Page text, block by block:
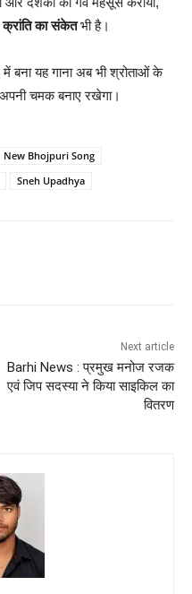
का संकेतभी है।
बना यह गाना अब भी श्रोताओं के
चमक बनाए रखेगा।
New Bhojpuri Song
Sneh Upadhya
Next article
Barhi News : प्रमुख मनोज रजक
एवं जिप सदस्या ने किया साइकिल का
वितरण